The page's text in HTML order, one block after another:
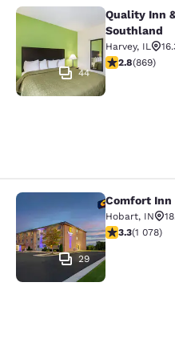
Quality Inn &
44
Quality Inn
Southland
Harvey, IL
2.82 étoiles.
2.8(869)
Comfort Inn
29
Comfort
Hobart, IN
3.28 étoiles.
3.3(1 078)